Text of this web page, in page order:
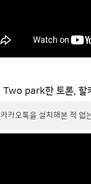
Two park한 토론, 할
카카오톡을 설치해본 적 없